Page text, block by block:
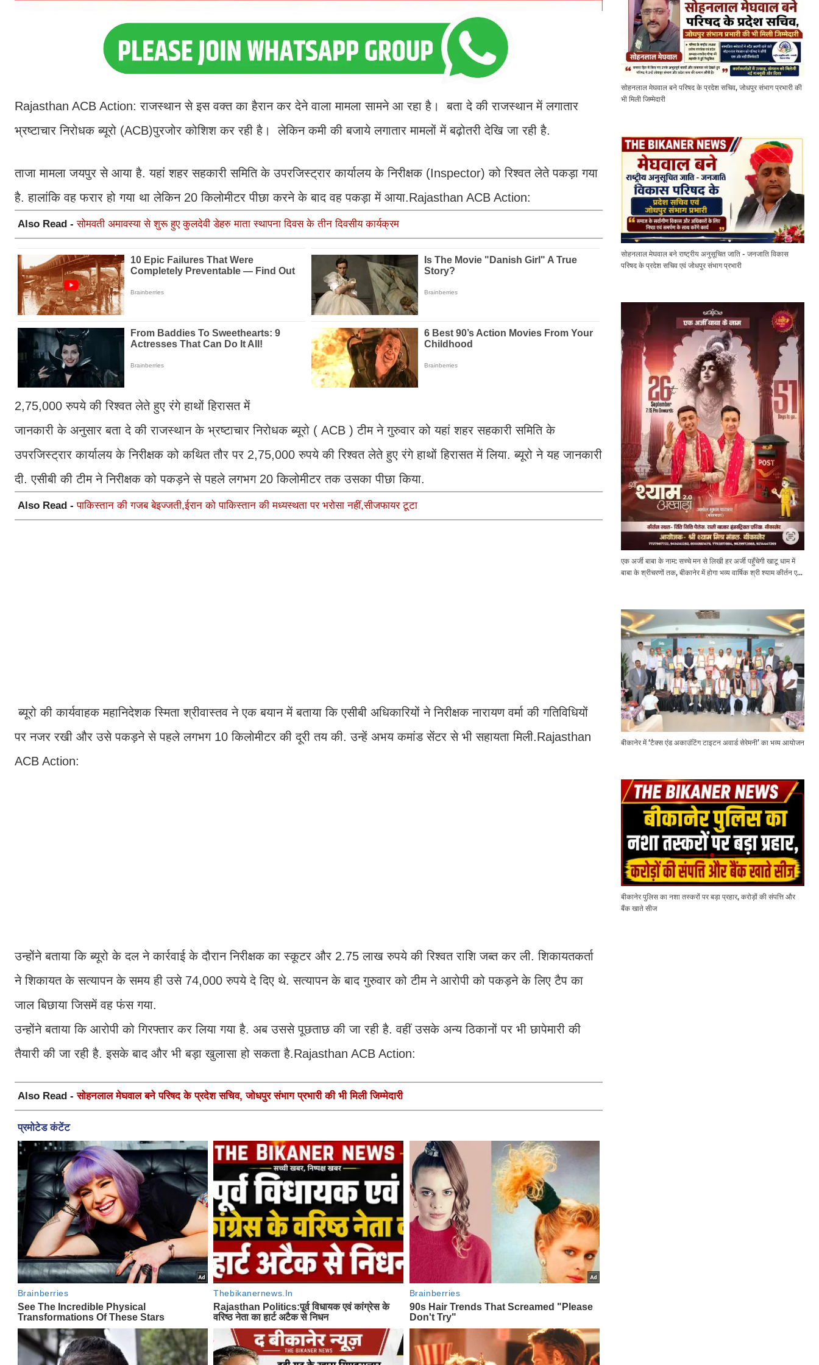
Rajasthan ACB Action: राजस्थान से इस वक्त का हैरान कर देने वाला मामला सामने आ रहा है। बता दे की राजस्थान में लगातार
भ्रष्टाचार निरोधक ब्यूरो (ACB)पुरजोर कोशिश कर रही है। लेकिन कमी की बजाये लगातार मामलों में बढ़ोतरी देखि जा रही है.
ताजा मामला जयपुर से आया है. यहां शहर सहकारी समिति के उपरजिस्ट्रार कार्यालय के निरीक्षक (Inspector) को रिश्वत लेते पकड़ा गया
है. हालांकि वह फरार हो गया था लेकिन 20 किलोमीटर पीछा करने के बाद वह पकड़ा में आया.Rajasthan ACB Action:
Also Read -सोमवती अमावस्या से शुरू हुए कुलदेवी डेहरु माता स्थापना दिवस के तीन दिवसीय कार्यक्रम
2,75,000 रुपये की रिश्वत लेते हुए रंगे हाथों हिरासत में
जानकारी के अनुसार बता दे की राजस्थान के भ्रष्टाचार निरोधक ब्यूरो ( ACB ) टीम ने गुरुवार को यहां शहर सहकारी समिति के
उपरजिस्ट्रार कार्यालय के निरीक्षक को कथित तौर पर 2,75,000 रुपये की रिश्वत लेते हुए रंगे हाथों हिरासत में लिया. ब्यूरो ने यह जानकारी
दी. एसीबी की टीम ने निरीक्षक को पकड़ने से पहले लगभग 20 किलोमीटर तक उसका पीछा किया.
Also Read -पाकिस्तान की गजब बेइज्जती,ईरान को पाकिस्तान की मध्यस्थता पर भरोसा नहीं,सीजफायर टूटा
ब्यूरो की कार्यवाहक महानिदेशक स्मिता श्रीवास्तव ने एक बयान में बताया कि एसीबी अधिकारियों ने निरीक्षक नारायण वर्मा की गतिविधियों
पर नजर रखी और उसे पकड़ने से पहले लगभग 10 किलोमीटर की दूरी तय की. उन्हें अभय कमांड सेंटर से भी सहायता मिली.Rajasthan
ACB Action:
उन्होंने बताया कि ब्यूरो के दल ने कार्रवाई के दौरान निरीक्षक का स्कूटर और 2.75 लाख रुपये की रिश्वत राशि जब्त कर ली. शिकायतकर्ता
ने शिकायत के सत्यापन के समय ही उसे 74,000 रुपये दे दिए थे. सत्यापन के बाद गुरुवार को टीम ने आरोपी को पकड़ने के लिए टैप का
जाल बिछाया जिसमें वह फंस गया.
उन्होंने बताया कि आरोपी को गिरफ्तार कर लिया गया है. अब उससे पूछताछ की जा रही है. वहीं उसके अन्य ठिकानों पर भी छापेमारी की
तैयारी की जा रही है. इसके बाद और भी बड़ा खुलासा हो सकता है.Rajasthan ACB Action:
Also Read -सोहनलाल मेघवाल बने परिषद के प्रदेश सचिव, जोधपुर संभाग प्रभारी की भी मिली जिम्मेदारी
सोहनलाल मेघवाल बने परिषद के प्रदेश सचिव, जोधपुर संभाग प्रभारी की
भी मिली जिम्मेदारी
सोहनलाल मेघवाल बने राष्ट्रीय अनुसूचित जाति - जनजाति विकास
परिषद के प्रदेश सचिव एवं जोधपुर संभाग प्रभारी
एक अर्जी बाबा के नाम: सच्चे मन से लिखी हर अर्जी पहुँचेगी खाटू धाम में
बाबा के श्रीचरणों तक, बीकानेर में होगा भव्य वार्षिक श्री श्याम कीर्तन एवं
बीकानेर में ‘टैक्स एंड अकाउंटिंग टाइटन अवार्ड सेरेमनी’ का भव्य आयोजन
बीकानेर पुलिस का नशा तस्करों पर बड़ा प्रहार, करोड़ों की संपत्ति और
बैंक खाते सीज